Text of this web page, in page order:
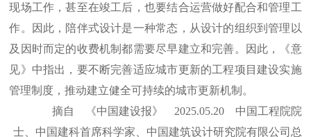
现场工作，甚至在竣工后，也要结合运营做好配合和管理工
作。因此，陪伴式设计是一种常态，从设计的组织到管理以
及因时而定的收费机制都需要尽早建立和完善。因此，《意
见》中指出，要不断完善适应城市更新的工程项目建设实施
管理制度，推动建立健全可持续的城市更新机制。
摘自 《中国建设报》 2025.05.20 中国工程院院
士、中国建科首席科学家、中国建筑设计研究院有限公司总